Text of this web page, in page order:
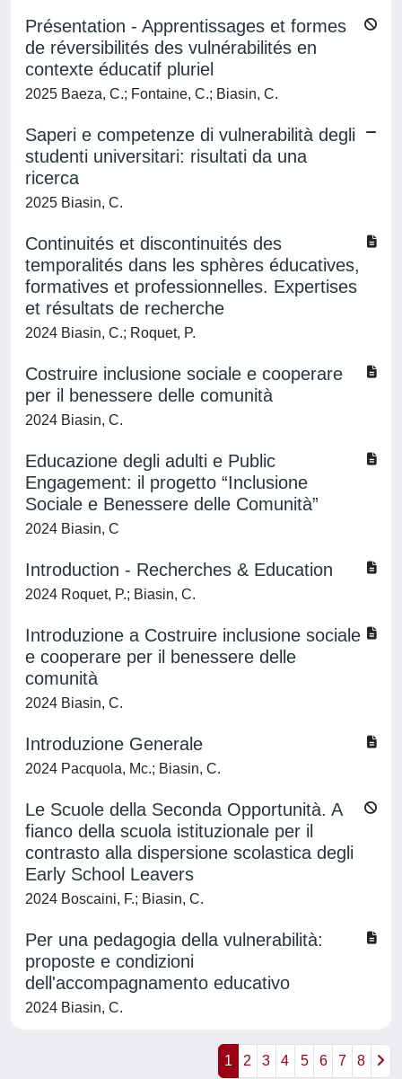
Présentation - Apprentissages et formes
de réversibilités des vulnérabilités en
contexte éducatif pluriel
2025 Baeza, C.; Fontaine, C.; Biasin, C.
Saperi e competenze di vulnerabilità degli
studenti universitari: risultati da una
ricerca
2025 Biasin, C.
Continuités et discontinuités des
temporalités dans les sphères éducatives,
formatives et professionnelles. Expertises
et résultats de recherche
2024 Biasin, C.; Roquet, P.
Costruire inclusione sociale e cooperare
per il benessere delle comunità
2024 Biasin, C.
Educazione degli adulti e Public
Engagement: il progetto “Inclusione
Sociale e Benessere delle Comunità”
2024 Biasin, C
Introduction - Recherches & Education
2024 Roquet, P.; Biasin, C.
Introduzione a Costruire inclusione sociale
e cooperare per il benessere delle
comunità
2024 Biasin, C.
Introduzione Generale
2024 Pacquola, Mc.; Biasin, C.
Le Scuole della Seconda Opportunità. A
fianco della scuola istituzionale per il
contrasto alla dispersione scolastica degli
Early School Leavers
2024 Boscaini, F.; Biasin, C.
Per una pedagogia della vulnerabilità:
proposte e condizioni
dell'accompagnamento educativo
2024 Biasin, C.
1 2 3 4 5 6 7 8